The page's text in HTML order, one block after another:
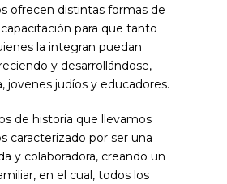
ofrecen distintas formas de
para que tanto
la integran puedan
y desarrollándose,
jovenes judíos y educadores.
de historia que llevamos
caracterizado por ser una
y colaboradora, creando un
en el cual, todos los